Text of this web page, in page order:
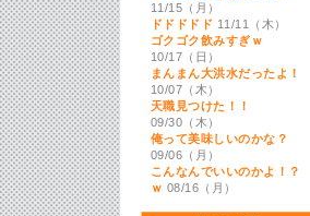
11/15（月）
ドドドドド 11/11（木）
ゴクゴク飲みすぎｗ
10/17（日）
まんまん大洪水だったよ！
10/07（木）
天職見つけた！！
09/30（木）
俺って美味しいのかな？
09/06（月）
こんなんでいいのかよ！？
ｗ 08/16（月）